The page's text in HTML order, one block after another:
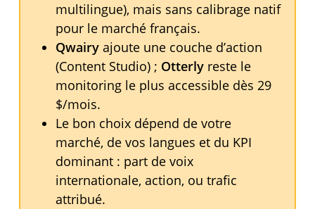
multilingue), mais sans calibrage natif
pour le marché français.
Qwairyajoute une couche d’action
(Content Studio) ; Otterlyreste le
monitoring le plus accessible dès 29
$/mois.
Le bon choix dépend de votre
marché, de vos langues et du KPI
dominant : part de voix
internationale, action, ou trafic
attribué.